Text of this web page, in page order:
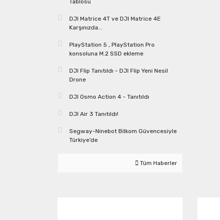
DJI Matrice 4T ve DJI Matrice 4E
Karşınızda...
PlayStation 5 , PlayStation Pro
konsoluna M.2 SSD ekleme
DJI Flip Tanıtıldı - DJI Flip Yeni Nesil
Drone
DJI Osmo Action 4 - Tanıtıldı
DJI Air 3 Tanıtıldı!
Segway-Ninebot Bilkom Güvencesiyle
Türkiye’de
Tüm Haberler